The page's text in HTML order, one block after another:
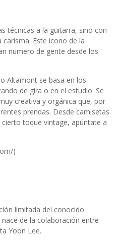
técnicas a la guitarra, sino con
Este icono de la
numero de gente desde los
Altamont se basa en los
de gira o en el estudio. Se
creativa y orgánica que, por
prendas. Desde camisetas
toque vintage, apúntate a
)
limitada del conocido
de la colaboración entre
Yoon Lee.